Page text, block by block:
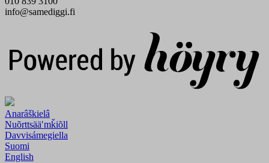
info@samediggi.fi
Anarâškielâ
Nuõrttsääʹmǩiõll
Davvisámegiella
Suomi
English